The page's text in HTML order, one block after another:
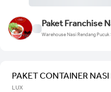
Paket Franchise
Warehouse Nasi Rendang Pucuk
PAKET CONTAINER
LUX